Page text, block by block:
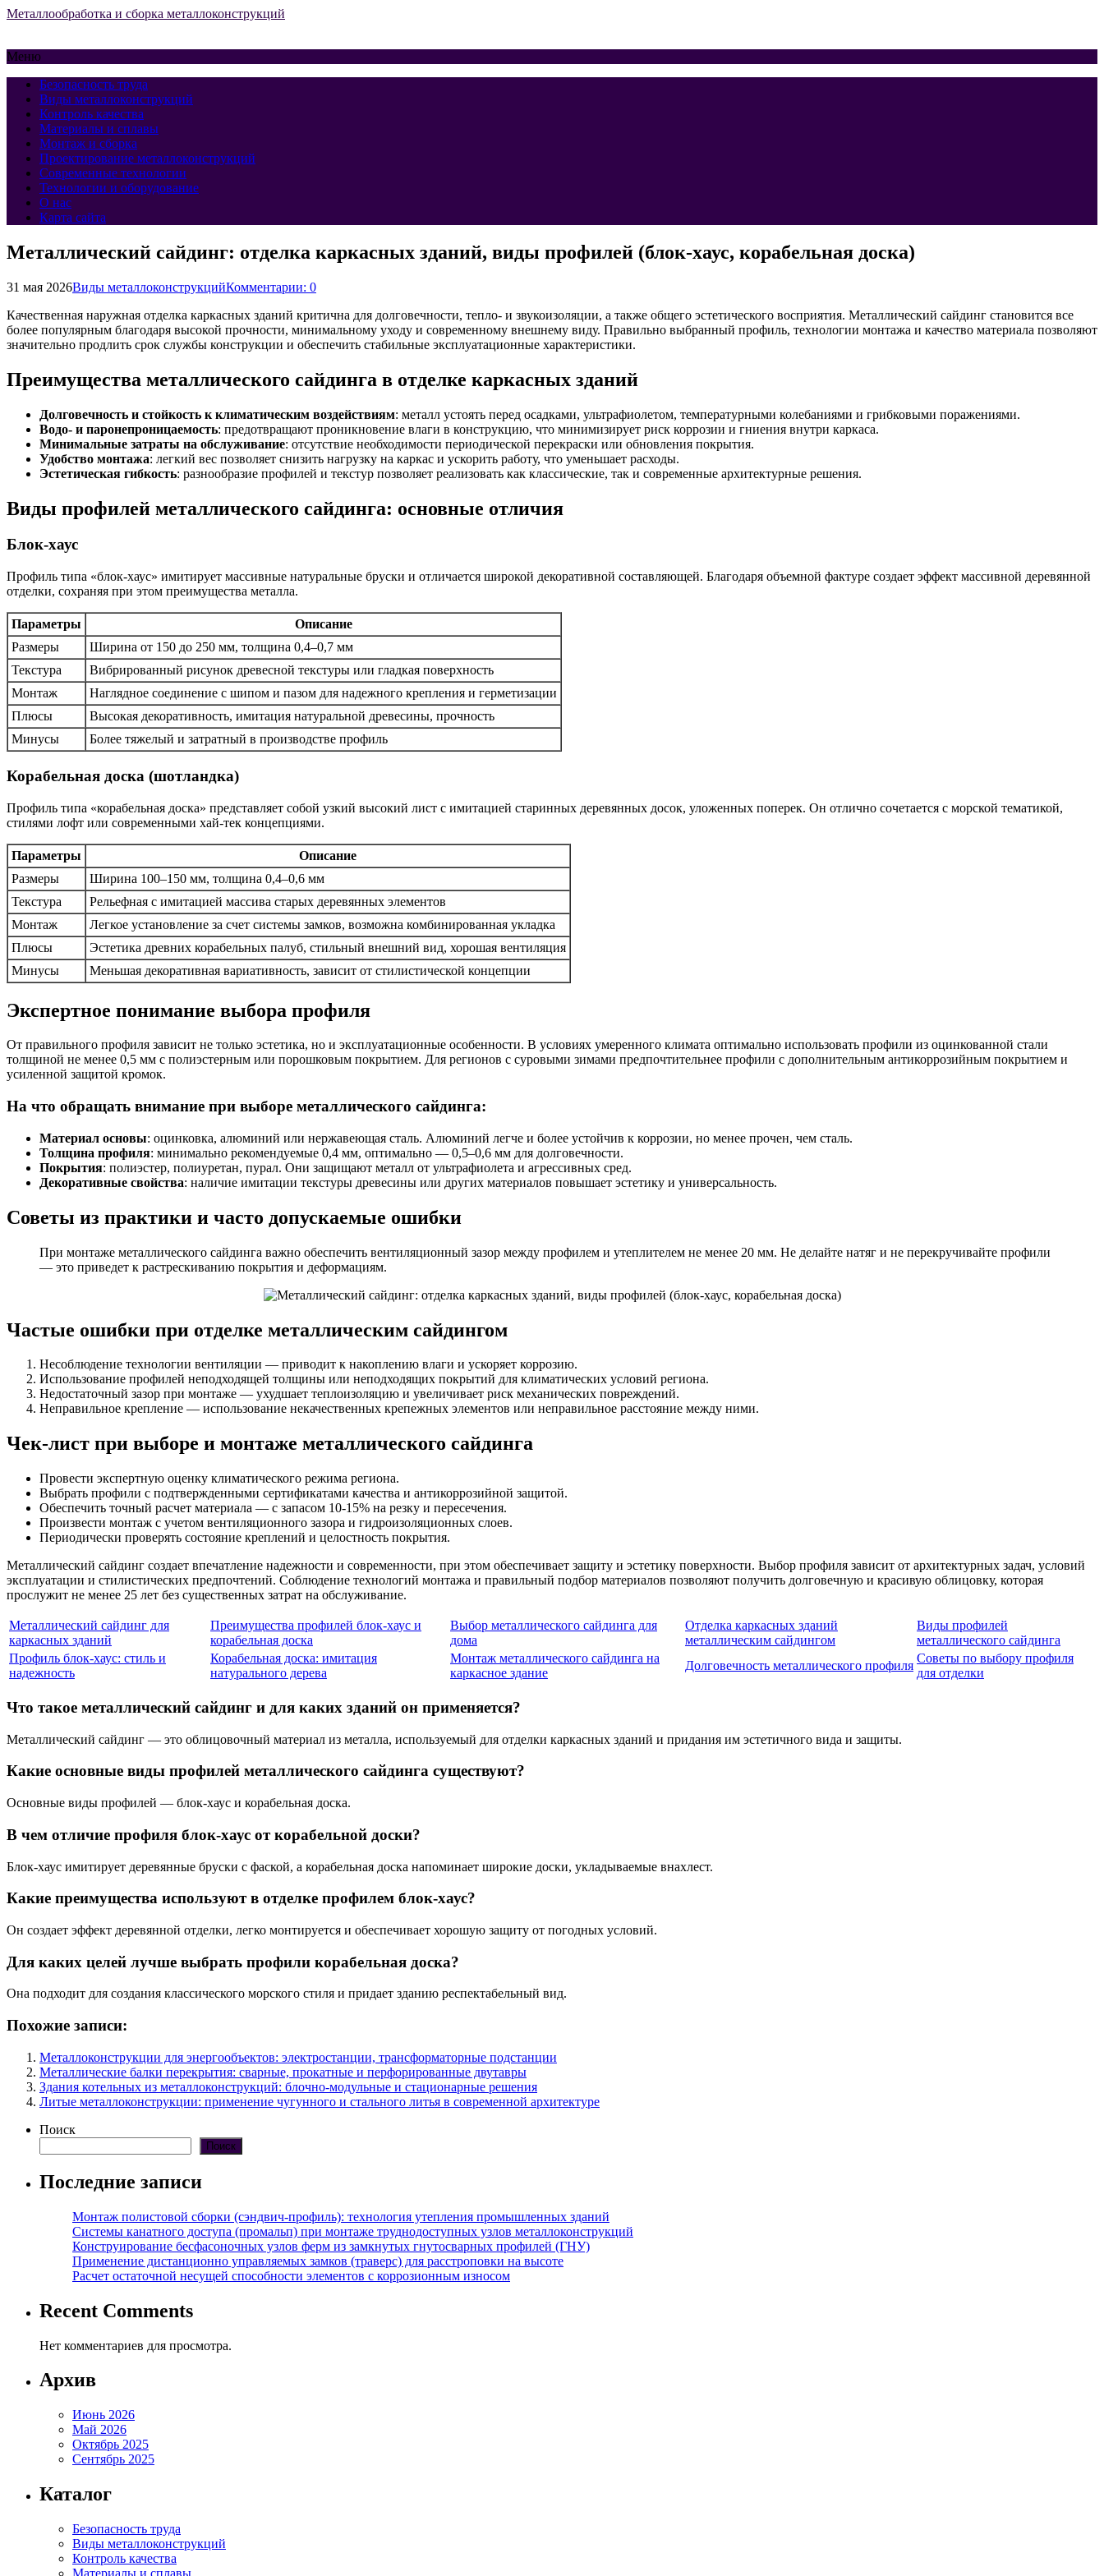
Металлообработка и сборка металлоконструкций
Меню
Безопасность труда
Виды металлоконструкций
Контроль качества
Материалы и сплавы
Монтаж и сборка
Проектирование металлоконструкций
Современные технологии
Технологии и оборудование
О нас
Карта сайта
Металлический сайдинг: отделка каркасных зданий, виды профилей (блок-хаус, корабельная доска)
31 мая 2026Виды металлоконструкцийКомментарии: 0
Качественная наружная отделка каркасных зданий критична для долговечности, тепло- и звукоизоляции, а также общего эстетического восприятия. Металлический сайдинг становится все
более популярным благодаря высокой прочности, минимальному уходу и современному внешнему виду. Правильно выбранный профиль, технологии монтажа и качество материала позволяют
значительно продлить срок службы конструкции и обеспечить стабильные эксплуатационные характеристики.
Преимущества металлического сайдинга в отделке каркасных зданий
Долговечность и стойкость к климатическим воздействиям: металл устоять перед осадками, ультрафиолетом, температурными колебаниями и грибковыми поражениями.
Водо- и паронепроницаемость: предотвращают проникновение влаги в конструкцию, что минимизирует риск коррозии и гниения внутри каркаса.
Минимальные затраты на обслуживание: отсутствие необходимости периодической перекраски или обновления покрытия.
Удобство монтажа: легкий вес позволяет снизить нагрузку на каркас и ускорить работу, что уменьшает расходы.
Эстетическая гибкость: разнообразие профилей и текстур позволяет реализовать как классические, так и современные архитектурные решения.
Виды профилей металлического сайдинга: основные отличия
Блок-хаус
Профиль типа «блок-хаус» имитирует массивные натуральные бруски и отличается широкой декоративной составляющей. Благодаря объемной фактуре создает эффект массивной деревянной
отделки, сохраняя при этом преимущества металла.
Параметры
Описание
Размеры
Ширина от 150 до 250 мм, толщина 0,4–0,7 мм
Текстура
Вибрированный рисунок древесной текстуры или гладкая поверхность
Монтаж
Наглядное соединение с шипом и пазом для надежного крепления и герметизации
Плюсы
Высокая декоративность, имитация натуральной древесины, прочность
Минусы
Более тяжелый и затратный в производстве профиль
Корабельная доска (шотландка)
Профиль типа «корабельная доска» представляет собой узкий высокий лист с имитацией старинных деревянных досок, уложенных поперек. Он отлично сочетается с морской тематикой,
стилями лофт или современными хай-тек концепциями.
Параметры
Описание
Размеры
Ширина 100–150 мм, толщина 0,4–0,6 мм
Текстура
Рельефная с имитацией массива старых деревянных элементов
Монтаж
Легкое установление за счет системы замков, возможна комбинированная укладка
Плюсы
Эстетика древних корабельных палуб, стильный внешний вид, хорошая вентиляция
Минусы
Меньшая декоративная вариативность, зависит от стилистической концепции
Экспертное понимание выбора профиля
От правильного профиля зависит не только эстетика, но и эксплуатационные особенности. В условиях умеренного климата оптимально использовать профили из оцинкованной стали
толщиной не менее 0,5 мм с полиэстерным или порошковым покрытием. Для регионов с суровыми зимами предпочтительнее профили с дополнительным антикоррозийным покрытием и
усиленной защитой кромок.
На что обращать внимание при выборе металлического сайдинга:
Материал основы: оцинковка, алюминий или нержавеющая сталь. Алюминий легче и более устойчив к коррозии, но менее прочен, чем сталь.
Толщина профиля: минимально рекомендуемые 0,4 мм, оптимально — 0,5–0,6 мм для долговечности.
Покрытия: полиэстер, полиуретан, пурал. Они защищают металл от ультрафиолета и агрессивных сред.
Декоративные свойства: наличие имитации текстуры древесины или других материалов повышает эстетику и универсальность.
Советы из практики и часто допускаемые ошибки
При монтаже металлического сайдинга важно обеспечить вентиляционный зазор между профилем и утеплителем не менее 20 мм. Не делайте натяг и не перекручивайте профили
— это приведет к растрескиванию покрытия и деформациям.
Частые ошибки при отделке металлическим сайдингом
Несоблюдение технологии вентиляции — приводит к накоплению влаги и ускоряет коррозию.
Использование профилей неподходящей толщины или неподходящих покрытий для климатических условий региона.
Недостаточный зазор при монтаже — ухудшает теплоизоляцию и увеличивает риск механических повреждений.
Неправильное крепление — использование некачественных крепежных элементов или неправильное расстояние между ними.
Чек-лист при выборе и монтаже металлического сайдинга
Провести экспертную оценку климатического режима региона.
Выбрать профили с подтвержденными сертификатами качества и антикоррозийной защитой.
Обеспечить точный расчет материала — с запасом 10-15% на резку и пересечения.
Произвести монтаж с учетом вентиляционного зазора и гидроизоляционных слоев.
Периодически проверять состояние креплений и целостность покрытия.
Металлический сайдинг создает впечатление надежности и современности, при этом обеспечивает защиту и эстетику поверхности. Выбор профиля зависит от архитектурных задач, условий
эксплуатации и стилистических предпочтений. Соблюдение технологий монтажа и правильный подбор материалов позволяют получить долговечную и красивую облицовку, которая
прослужит не менее 25 лет без существенных затрат на обслуживание.
Металлический сайдинг для
каркасных зданий
Преимущества профилей блок-хаус и
корабельная доска
Выбор металлического сайдинга для
дома
Отделка каркасных зданий
металлическим сайдингом
Виды профилей
металлического сайдинга
Профиль блок-хаус: стиль и
надежность
Корабельная доска: имитация
натурального дерева
Монтаж металлического сайдинга на
каркасное здание
Долговечность металлического профиля
Советы по выбору профиля
для отделки
Что такое металлический сайдинг и для каких зданий он применяется?
Металлический сайдинг — это облицовочный материал из металла, используемый для отделки каркасных зданий и придания им эстетичного вида и защиты.
Какие основные виды профилей металлического сайдинга существуют?
Основные виды профилей — блок-хаус и корабельная доска.
В чем отличие профиля блок-хаус от корабельной доски?
Блок-хаус имитирует деревянные бруски с фаской, а корабельная доска напоминает широкие доски, укладываемые внахлест.
Какие преимущества используют в отделке профилем блок-хаус?
Он создает эффект деревянной отделки, легко монтируется и обеспечивает хорошую защиту от погодных условий.
Для каких целей лучше выбрать профили корабельная доска?
Она подходит для создания классического морского стиля и придает зданию респектабельный вид.
Похожие записи:
Металлоконструкции для энергообъектов: электростанции, трансформаторные подстанции
Металлические балки перекрытия: сварные, прокатные и перфорированные двутавры
Здания котельных из металлоконструкций: блочно-модульные и стационарные решения
Литые металлоконструкции: применение чугунного и стального литья в современной архитектуре
Поиск
Поиск
Последние записи
Монтаж полистовой сборки (сэндвич-профиль): технология утепления промышленных зданий
Системы канатного доступа (промальп) при монтаже труднодоступных узлов металлоконструкций
Конструирование бесфасоночных узлов ферм из замкнутых гнутосварных профилей (ГНУ)
Применение дистанционно управляемых замков (траверс) для расстроповки на высоте
Расчет остаточной несущей способности элементов с коррозионным износом
Recent Comments
Нет комментариев для просмотра.
Архив
Июнь 2026
Май 2026
Октябрь 2025
Сентябрь 2025
Каталог
Безопасность труда
Виды металлоконструкций
Контроль качества